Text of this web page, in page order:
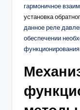
гармоничное
установка
данное реле
обеспечении